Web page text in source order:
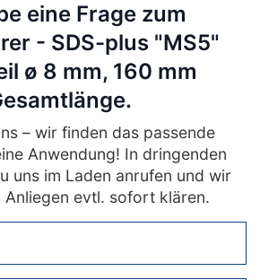
eine Frage zum
- SDS-plus "MS5"
ø 8 mm, 160 mm
– wir finden das passende
Anwendung! In dringenden
uns im Laden anrufen und wir
Anliegen evtl. sofort klären.